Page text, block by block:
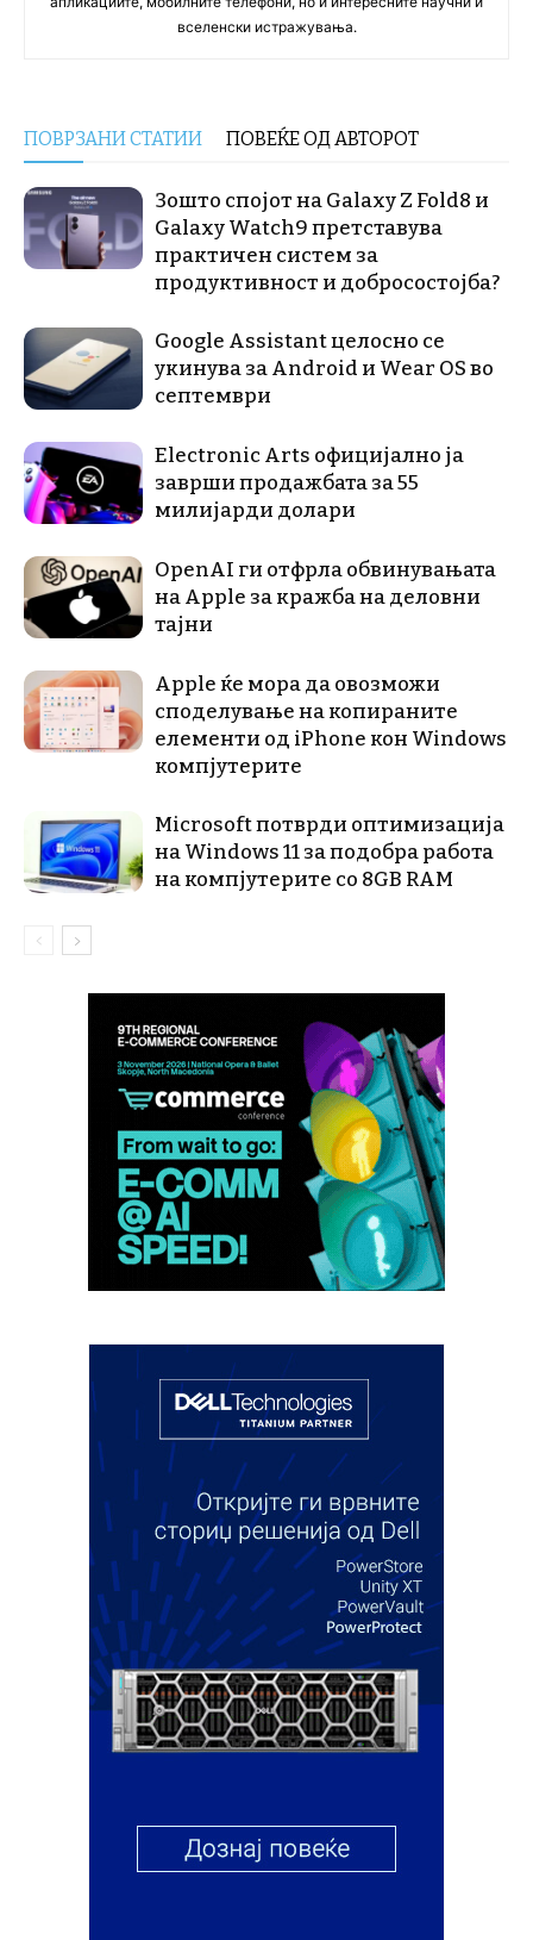
вселенски истражувања.
ПОВРЗАНИ СТАТИИ ПОВЕЌЕ ОД АВТОРОТ
Зошто спојот на Galaxy Z Fold8 и
Galaxy Watch9 претставува
практичен систем за
продуктивност и добросостојба?
Google Assistant целосно се
укинува за Android и Wear OS во
септември
Electronic Arts официјално ја
заврши продажбата за 55
милијарди долари
OpenAI ги отфрла обвинувањата
на Apple за кражба на деловни
тајни
Apple ќе мора да овозможи
споделување на копираните
елементи од iPhone кон Windows
компјутерите
Microsoft потврди оптимизација
на Windows 11 за подобра работа
на компјутерите со 8GB RAM